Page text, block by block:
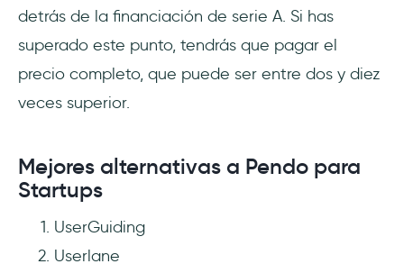
detrás de la financiación de serie A. Si has
superado este punto, tendrás que pagar el
precio completo, que puede ser entre dos y diez
veces superior.
Mejores alternativas a Pendo para
Startups
UserGuiding
Userlane